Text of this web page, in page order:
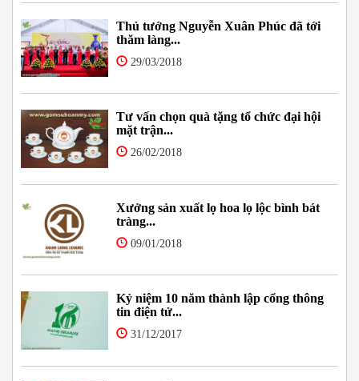
Thủ tướng Nguyễn Xuân Phúc đã tới
thăm làng...
29/03/2018
Tư vấn chọn quà tặng tổ chức đại hội
mặt trận...
26/02/2018
Xưởng sản xuất lọ hoa lọ lộc bình bát
tràng...
09/01/2018
Kỷ niệm 10 năm thành lập cổng thông
tin điện tử...
31/12/2017